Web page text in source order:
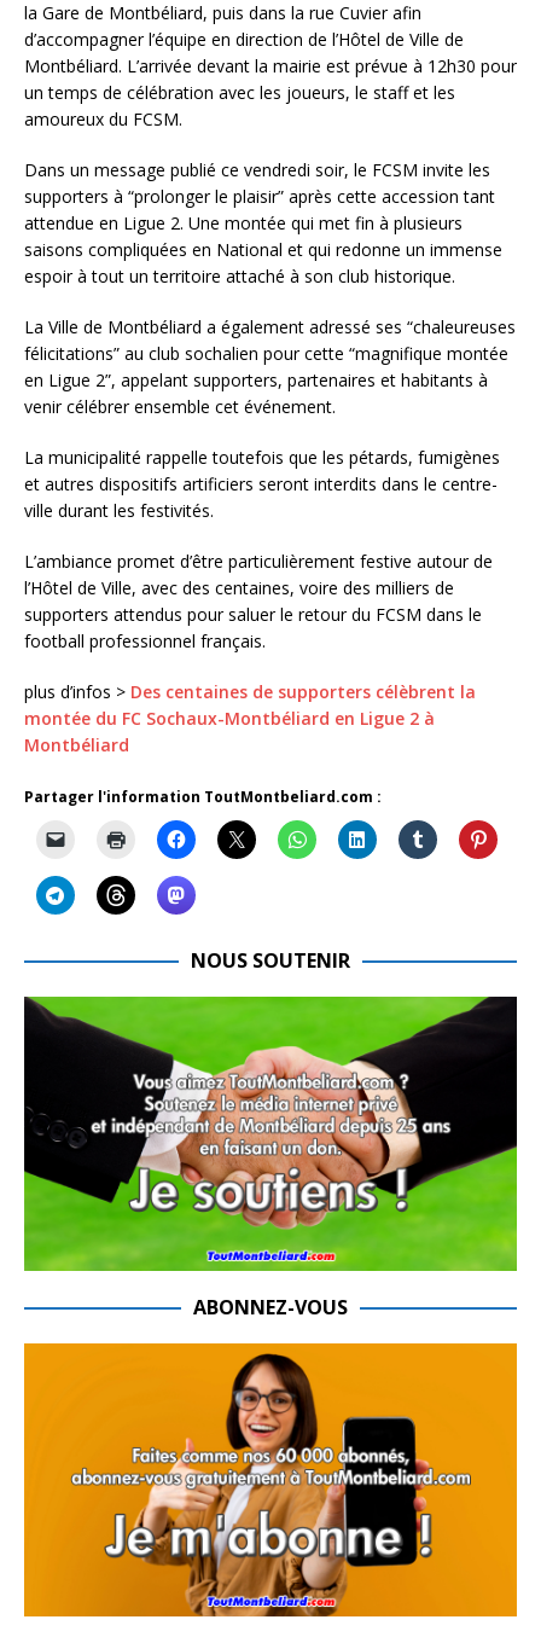
la Gare de Montbéliard, puis dans la rue Cuvier afin
d’accompagner l’équipe en direction de l’Hôtel de Ville de
Montbéliard. L’arrivée devant la mairie est prévue à 12h30 pour
un temps de célébration avec les joueurs, le staff et les
amoureux du FCSM.
Dans un message publié ce vendredi soir, le FCSM invite les
supporters à “prolonger le plaisir” après cette accession tant
attendue en Ligue 2. Une montée qui met fin à plusieurs
saisons compliquées en National et qui redonne un immense
espoir à tout un territoire attaché à son club historique.
La Ville de Montbéliard a également adressé ses “chaleureuses
félicitations” au club sochalien pour cette “magnifique montée
en Ligue 2”, appelant supporters, partenaires et habitants à
venir célébrer ensemble cet événement.
La municipalité rappelle toutefois que les pétards, fumigènes
et autres dispositifs artificiers seront interdits dans le centre-
ville durant les festivités.
L’ambiance promet d’être particulièrement festive autour de
l’Hôtel de Ville, avec des centaines, voire des milliers de
supporters attendus pour saluer le retour du FCSM dans le
football professionnel français.
plus d’infos > Des centaines de supporters célèbrent la
montée du FC Sochaux-Montbéliard en Ligue 2 à
Montbéliard
Partager l'information ToutMontbeliard.com :
NOUS SOUTENIR
ABONNEZ-VOUS